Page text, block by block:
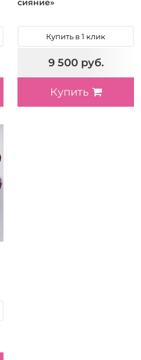
Купить в 1 клик
9 500 руб.
Купить